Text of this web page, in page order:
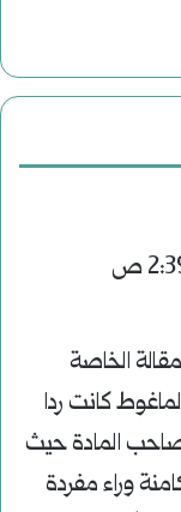
الخاصة
كانت ردا
المادة حيث
وراء مفردة